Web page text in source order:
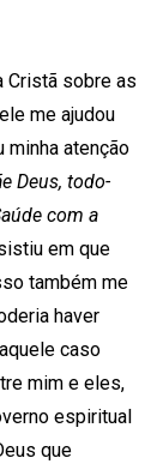
Cristã sobre as
me ajudou
minha atenção
Deus, todo-
com a
em que
também me
haver
caso
mim e eles,
espiritual
que